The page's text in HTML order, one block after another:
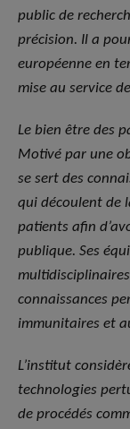
public de
précision. Il a
européenne en
mise au service
Le bien être des
Motivé par une
se sert des
qui découlent de
patients afin
publique. Ses
multidisciplinaires
connaissances
immunitaires et
L’institut
technologies
de procédés